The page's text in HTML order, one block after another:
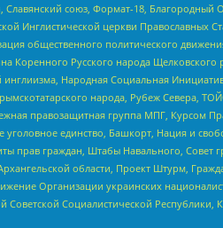
союз, Формат-18,
Инглистической церкви
общественного политического
Русского народа
Народная Социальная
народа, Рубеж Севера,
правозащитная группа МПГ, Курсом
уголовное единство, Башкорт, Нация и
граждан, Штабы Навального, Совет
области, Проект Штурм,
Организации украинских
Социалистической